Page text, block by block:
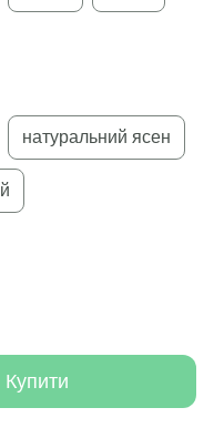
натуральний ясен
Купити